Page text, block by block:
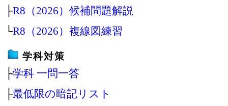
├R8（2026）候補問題解説
└R8（2026）複線図練習
学科対策
├学科 一問一答
├最低限の暗記リスト